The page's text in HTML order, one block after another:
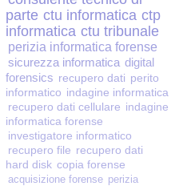
parte ctu informatica ctp
informatica ctu tribunale
perizia informatica forense
sicurezza informatica digital
forensics recupero dati perito
informatico indagine informatica
recupero dati cellulare indagine
informatica forense
investigatore informatico
recupero file recupero dati
hard disk copia forense
acquisizione forense perizia